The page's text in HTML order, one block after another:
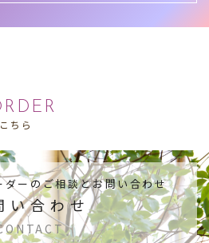
ちら
ダーのご相談とお問い合わせ
い合わせ